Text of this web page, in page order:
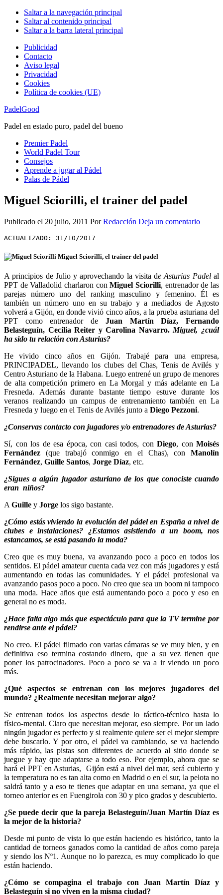
Saltar a la navegación principal
Saltar al contenido principal
Saltar a la barra lateral principal
Publicidad
Contacto
Aviso legal
Privacidad
Cookies
Política de cookies (UE)
PadelGood
Padel en estado puro, padel del bueno
Premier Padel
World Padel Tour
Consejos
Aprende a jugar al Pádel
Palas de Pádel
Miguel Sciorilli, el trainer del padel
Publicado el 20 julio, 2011 PorRedacción Deja un comentario
ACTUALIZADO: 31/10/2017
A principios de Julio y aprovechando la visita de Asturias Padelal
PPT de Valladolid charlaron conMiguel Sciorilli, entrenador de las
parejas número uno del ranking masculino y femenino. Él es
también un número uno en su trabajo y a mediados de Agosto
volverá a Gijón, en donde vivió cinco años, a la prueba asturiana del
PPT como entrenador de Juan Martín Díaz, Fernando
Belasteguín, Cecilia Reiter y Carolina Navarro. Miguel, ¿cuál
ha sido tu relación con Asturias?
He vivido cinco años en Gijón. Trabajé para una empresa,
PRINCIPADEL, llevando los clubes del Chas, Tenis de Avilés y
Centro Asturiano de la Habana. Luego entrené un grupo de menores
de alta competición primero en La Morgal y más adelante en La
Fresneda. Además durante bastante tiempo estuve durante los
veranos realizando un campus de entrenamiento también en La
Fresneda y luego en el Tenis de Avilés junto a Diego Pezzoni.
¿Conservas contacto con jugadores y/o entrenadores de Asturias?
Sí, con los de esa época, con casi todos, con Diego, con Moisés
Fernández (que trabajó conmigo en el Chas), con Manolín
Fernández, Guille Santos, Jorge Díaz, etc.
¿Sigues a algún jugador asturiano de los que conociste cuando
eran niños?
A Guille y Jorge los sigo bastante.
¿Cómo estás viviendo la evolución del pádel en España a nivel de
clubes e instalaciones? ¿Estamos asistiendo a un boom, nos
estancamos, se está pasando la moda?
Creo que es muy buena, va avanzando poco a poco en todos los
sentidos. El pádel amateur cuenta cada vez con más jugadores y está
aumentando en todas las comunidades. Y el pádel profesional va
avanzando pasos poco a poco. No creo que sea un boom ni tampoco
una moda. Hace años que está aumentando poco a poco y eso en
general no es moda.
¿Hace falta algo más que espectáculo para que la TV termine por
rendirse ante el pádel?
No creo. El pádel filmado con varias cámaras se ve muy bien, y en
definitiva eso termina costando dinero, que a su vez tienen que
poner los patrocinadores. Poco a poco se va a ir viendo un poco
más.
¿Qué aspectos se entrenan con los mejores jugadores del
mundo? ¿Realmente necesitan mejorar algo?
Se entrenan todos los aspectos desde lo táctico-técnico hasta lo
físico-mental. Claro que necesitan mejorar, eso siempre. Por un lado
ningún jugador es perfecto y si realmente quiere ser el mejor siempre
debe buscarlo. Y por otro, el pádel va cambiando, se va haciendo
más rápido, las pistas son diferentes de acuerdo al sitio donde se
juegue y hay que adaptarse a todo eso. Por ejemplo, ahora que se
hará el PPT en Asturias, Gijón está a nivel del mar, será cubierto y
la temperatura no es tan alta como en Madrid o en el sur, la pelota no
saldrá tanto y a eso te tienes que adaptar en una semana, ya que el
torneo anterior es en Fuengirola con 30 y pico grados y descubierto.
¿Se puede decir que la pareja Belasteguín/Juan Martín Díaz es
la mejor de la historia?
Desde mi punto de vista lo que están haciendo es histórico, tanto la
cantidad de torneos ganados como la cantidad de años como pareja
y siendo los Nº1. Aunque no lo parezca, es muy complicado lo que
están haciendo.
¿Cómo se compagina el trabajo con Juan Martín Díaz y
Belasteguín si no viven en la misma ciudad?